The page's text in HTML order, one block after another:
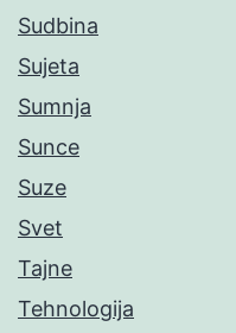
Sudbina
Sujeta
Sumnja
Sunce
Suze
Svet
Tajne
Tehnologija